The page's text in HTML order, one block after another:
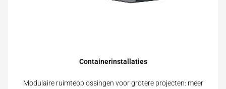
Containerinstallaties
Modulaire ruimteoplossingen voor grotere projecten: meer